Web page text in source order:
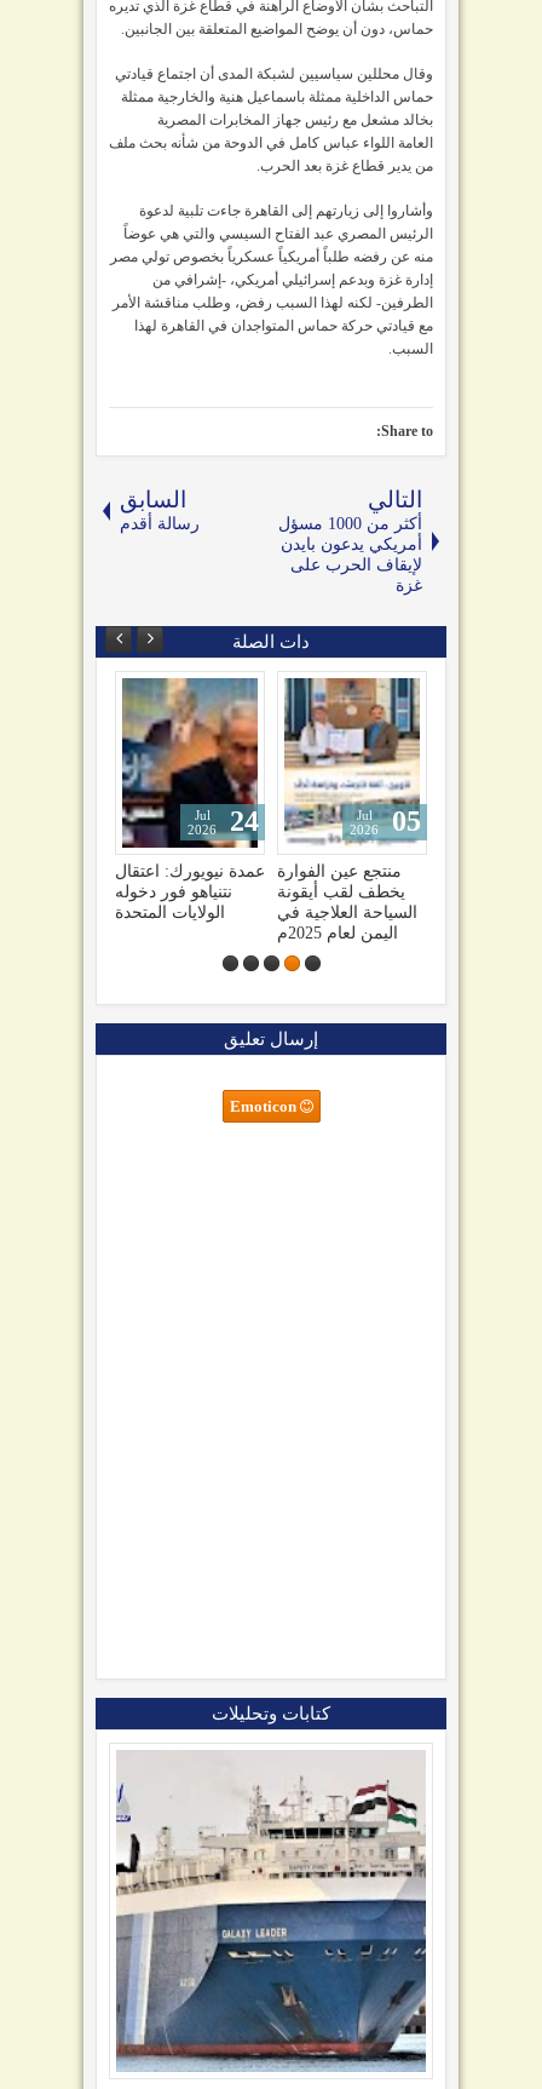
التباحث بشأن الأوضاع الراهنة في قطاع غزة الذي تديره
حماس، دون أن يوضح المواضيع المتعلقة بين الجانبين.
وقال محللين سياسيين لشبكة المدى أن اجتماع قيادتي
حماس الداخلية ممثلة باسماعيل هنية والخارجية ممثلة
بخالد مشعل مع رئيس جهاز المخابرات المصرية
العامة اللواء عباس كامل في الدوحة من شأنه بحث ملف
من يدير قطاع غزة بعد الحرب.
وأشاروا إلى زيارتهم إلى القاهرة جاءت تلبية لدعوة
الرئيس المصري عبد الفتاح السيسي والتي هي عوضاً
منه عن رفضه طلباً أمريكياً عسكرياً بخصوص تولي مصر
إدارة غزة وبدعم إسرائيلي أمريكي، -إشرافي من
الطرفين- لكنه لهذا السبب رفض، وطلب مناقشة الأمر
مع قيادتي حركة حماس المتواجدان في القاهرة لهذا
السبب.
Share to:
التالي
أكثر من 1000 مسؤل
أمريكي يدعون بايدن
لإيقاف الحرب على
غزة
السابق
رسالة أقدم
دات الصلة
عمدة نيويورك: اعتقال
نتنياهو فور دخوله
الولايات المتحدة
24
Jul
2026
منتجع عين الفوارة
يخطف لقب أيقونة
السياحة العلاجية في
اليمن لعام 2025م
05
Jul
2026
صنعاء تهدد السعودية
وتحذيرات من تفاقم
الأزمة اليمنية1
إرسال تعليق
Emoticon
كتابات وتحليلات